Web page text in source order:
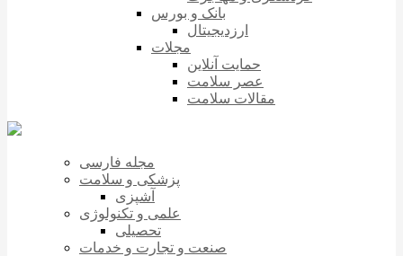
بانک و بورس
ارزدیجیتال
مجلات
حمایت آنلاین
عصر سلامت
مقالات سلامت
مجله فارسی
پزشکی و سلامت
آشپزی
علمی و تکنولوژی
تحصیلی
صنعت و تجارت و خدمات